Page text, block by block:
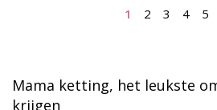
1 2 3 4 5
Mama ketting, het leukste
krijgen